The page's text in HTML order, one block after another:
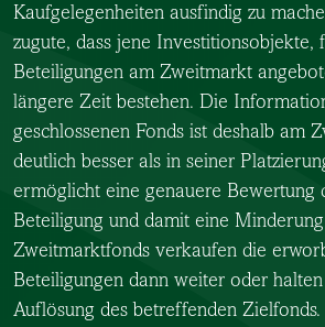
Kaufgelegenheiten ausfindig zu
zugute, dass jene Investitionsobjekte,
Beteiligungen am Zweitmarkt
längere Zeit bestehen. Die
geschlossenen Fonds ist deshalb am
deutlich besser als in seiner
ermöglicht eine genauere Bewertung
Beteiligung und damit eine Minderung
Zweitmarktfonds verkaufen die
Beteiligungen dann weiter oder
Auflösung des betreffenden